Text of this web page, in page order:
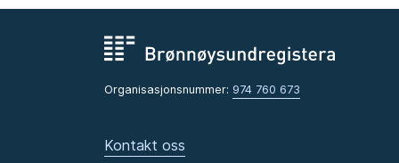
Organisasjonsnummer: 974 760 673
Kontakt oss